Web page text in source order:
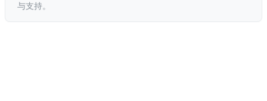
与支持。